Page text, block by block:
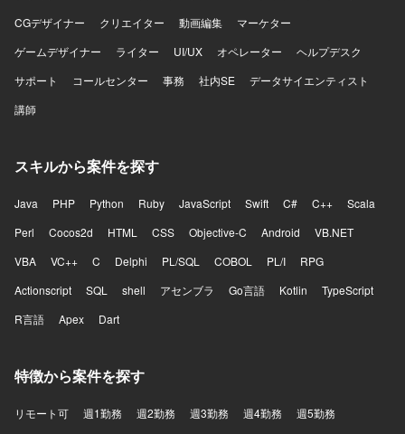
CGデザイナー
クリエイター 動画編集
マーケター
ゲームデザイナー
ライター UI/UX オペレーター
ヘルプデスク
サポート
コールセンター 事務 社内SE
データサイエンティスト
講師
スキルから案件を探す
Java PHP Python Ruby JavaScript Swift C# C++
Scala
Perl
Cocos2d HTML CSS Objective-C Android
VB.NET
VBA
VC++ C Delphi PL/SQL COBOL PL/I
RPG
Actionscript
SQL shell アセンブラ Go言語 Kotlin
TypeScript
R言語
Apex Dart
特徴から案件を探す
リモート可 週1勤務 週2勤務 週3勤務 週4勤務 週5勤務